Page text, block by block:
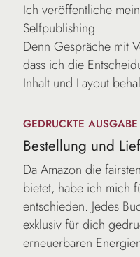
Ich veröffentliche
Selfpublishing.
Denn Gespräche mit
dass ich die
Inhalt und Layout
GEDRUCKTE AUSGABE
Bestellung und
Da Amazon die
bietet, habe ich mich
entschieden. Jedes
exklusiv für dich
erneuerbaren